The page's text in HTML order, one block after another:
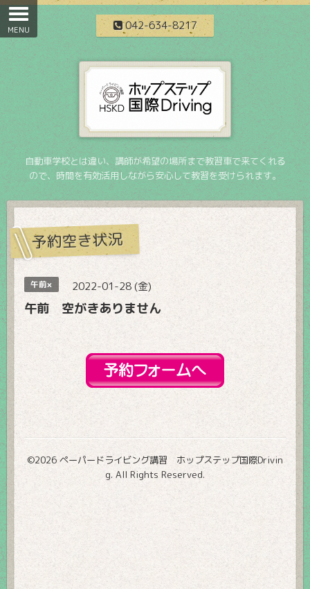
042-634-8217
自動車学校とは違い、講師が希望の場所まで教習車で来てくれる
ので、時間を有効活用しながら安心して教習を受けられます。
予約空き状況
午前× 2022-01-28 (金)
午前 空がきありません
©2026 ペーパードライビング講習 ホップステップ国際Drivin
g. All Rights Reserved.